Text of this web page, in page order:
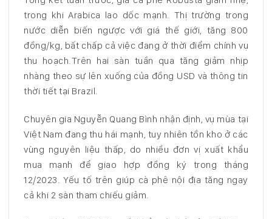
trong khi Arabica lao dốc mạnh. Thị trường trong
nước diễn biến ngược với giá thế giới, tăng 800
đồng/kg, bất chấp cả việc đang ở thời điểm chính vụ
thu hoạch.Trên hai sàn tuần qua tăng giảm nhịp
nhàng theo sự lên xuống của đồng USD và thông tin
thời tiết tại Brazil.
Chuyên gia Nguyễn Quang Bình nhận định, vụ mùa tại
Việt Nam đang thu hái mạnh, tuy nhiên tồn kho ở các
vùng nguyên liệu thấp, do nhiều đơn vị xuất khẩu
mua mạnh để giao hợp đồng ký trong tháng
12/2023. Yếu tố trên giúp cà phê nội địa tăng ngay
cả khi 2 sàn tham chiếu giảm.